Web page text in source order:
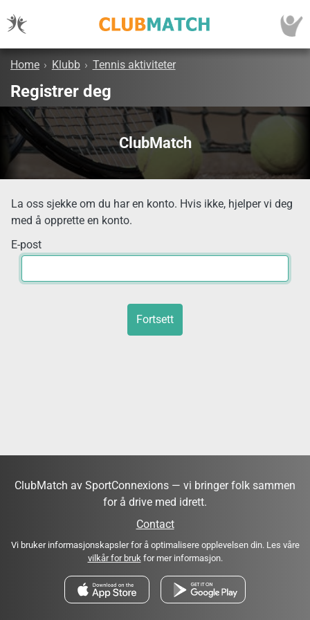
Home › Klubb › Tennis aktiviteter
Registrer deg
ClubMatch
La oss sjekke om du har en konto. Hvis ikke, hjelper vi deg
med å opprette en konto.
E-post
Fortsett
ClubMatch av SportConnexions — vi bringer folk sammen
for å drive med idrett.
Contact
Vi bruker informasjonskapsler for å optimalisere opplevelsen din. Les våre
vilkår for brukfor mer informasjon.